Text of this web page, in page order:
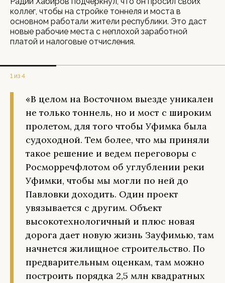
коллег, чтобы на стройке тоннеля и моста в
основном работали жители республики. Это даст
новые рабочие места с неплохой заработной
платой и налоговые отчисления.
1 из 4
«В целом на Восточном выезде уникален
не только тоннель, но и мост с широким
пролетом, для того чтобы Уфимка была
судоходной. Тем более, что мы приняли
такое решение и ведем переговоры с
Росморречфлотом об углублении реки
Уфимки, чтобы мы могли по ней до
Павловки доходить. Один проект
увязывается с другим. Объект
высокотехнологичный и плюс новая
дорога дает новую жизнь Зауфимью, там
начнется жилищное строительство. По
предварительным оценкам, там можно
построить порядка 2,5 млн квадратных